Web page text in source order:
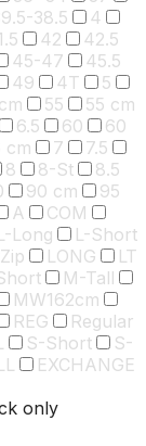
38.5
4
42
42.5
45-47
45.5
49 4T
5
55
55 cm
6.5 60
60
cm 7
7.5
8 8-St
8.5
90 cm
95
A
COM
Long
L-Short
LONG
LT
M-Tall
MW162cm
REG
Regular
S-Short
S-
EXCHANGE
only